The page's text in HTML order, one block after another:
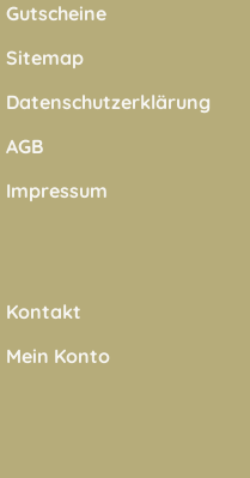
Gutscheine
Sitemap
Datenschutzerklärung
AGB
Impressum
Kontakt
Mein Konto